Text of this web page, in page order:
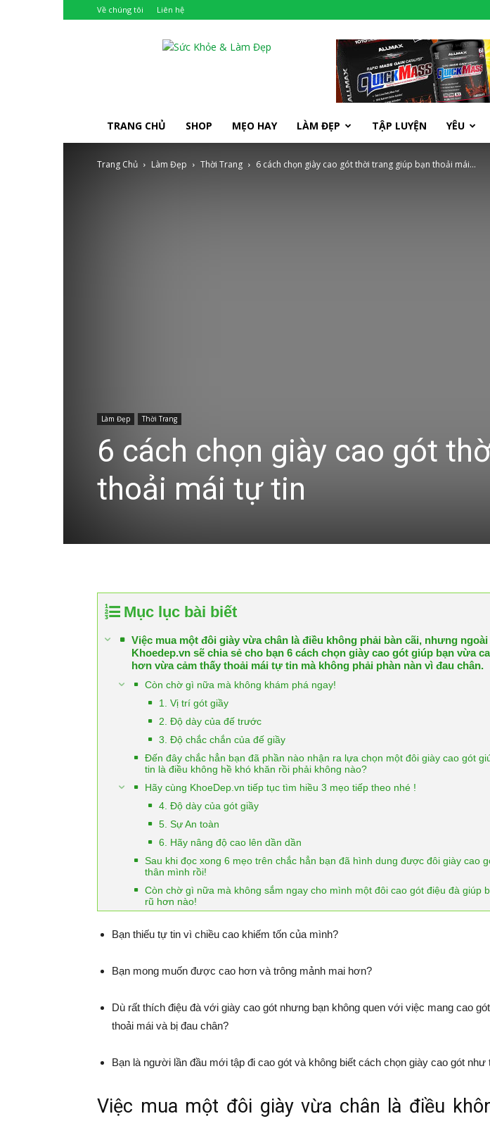
Về chúng tôi Liên hệ
TRANG CHỦ SHOP MẸO HAY LÀM ĐẸP TẬP LUYỆN YÊU
Trang Chủ Làm Đẹp Thời Trang 6 cách chọn giày cao gót thời trang giúp bạn thoải mái...
Làm Đẹp Thời Trang
6 cách chọn giày cao gót
thoải mái tự tin
Mục lục bài biết
Việc mua một đôi giày vừa chân là điều không phải bàn cãi, nhưng
Khoedep.vn sẽ chia sẻ cho bạn 6 cách chọn giày cao gót giúp bạn vừa
hơn vừa cảm thấy thoải mái tự tin mà không phải phàn nàn vì đau chân.
Còn chờ gì nữa mà không khám phá ngay!
1. Vị trí gót giầy
2. Độ dày của đế trước
3. Độ chắc chắn của đế giầy
Đến đây chắc hẳn bạn đã phần nào nhận ra lựa chọn một đôi giày cao gót
tin là điều không hề khó khăn rồi phải không nào?
Hãy cùng KhoeDep.vn tiếp tục tìm hiều 3 mẹo tiếp theo nhé !
4. Độ dày của gót giầy
5. Sự An toàn
6. Hãy nâng độ cao lên dần dần
Sau khi đọc xong 6 mẹo trên chắc hẳn bạn đã hình dung được đôi giày cao
thân mình rồi!
Còn chờ gì nữa mà không sắm ngay cho mình một đôi cao gót điệu đà giúp
rũ hơn nào!
Bạn thiếu tự tin vì chiều cao khiếm tốn của mình?
Bạn mong muốn được cao hơn và trông mảnh mai hơn?
Dù rất thích điệu đà với giày cao gót nhưng bạn không quen với việc mang cao
thoải mái và bị đau chân?
Bạn là người lần đầu mới tập đi cao gót và không biết cách chọn giày cao gót như
Việc mua một đôi giày vừa chân là điều